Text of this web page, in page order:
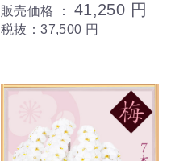
販売価格 ： 41,250 円
税抜：37,500 円